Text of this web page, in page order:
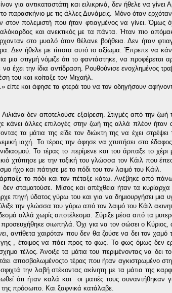
για αντικαταστάτη και ειλικρινά, δεν ήθελε να
παρασκήνιο με τις άλλες Δυνάμεις. Μόνο όταν
πολεμιστή που ήταν φτιαγμένος να γίνει. Όμως
και ανεκτικός με τα πάντα. Ήταν πιο
στο μυαλό όταν θέλανε βοήθεια. Δεν ήταν
Δεν ήθελε με τίποτα αυτό το αξίωμα. Έπρεπε να
στιγμή νόμιζε ότι το φαντάστηκε, να
έχει την ίδια αντίδραση. Ρουθούνισε ενοχλημένος
του και κοίταξε τον Μιχαήλ.
και άφησε τα φτερά του να τον οδηγήσουν
δεν αποτελούσε εξαίρεση. Στιγμές από την
κάνει άλλες επιλογές στην ζωή της αλλά πλέον ήταν
τα μάτια της είδε τον διώκτη της να έχει
ιαχή. Το τέρας την άφησε να χτυπήσει στο
Το τέρας το περίμενε και του άρπαξε το
χτύπησε με την τοξική του γλώσσα τον Κάιλ που
ήχο και πάτησε με το πόδι του τον λαιμό του Κάιλ.
το πόδι και τον πέταξε κάτω. Ανέβηκε από
σταματούσε. Μίσος και απέχθεια ήταν τα
πηγή ύδατος γύρω του και για να δημιουργήσει μια
την γλώσσα του γύρω από τον λαιμό του Κάιλ
αλλά χωρίς αποτέλεσμα. Σύριξε μέσα από τα
σιωπηλά. Όχι για να τον σώσει ο
αντίθετα χαιρόταν που δεν θα ζούσε να δει τον
γης , έτοιμος να πάει προς το φως. Το φως όμως δεν
τέλος. Άνοιξε τα μάτια του περιμένοντας να δει
αποσβολωμένοςτο τέρας που ήταν αγκιστρωμένο
την λαβή στέκοντας ακίνητη με τα μάτια της
ότι ήταν καλά και οι ματιές τους συναντήθηκαν
της πρόσωπο. Και ξαφνικά κατάλαβε.